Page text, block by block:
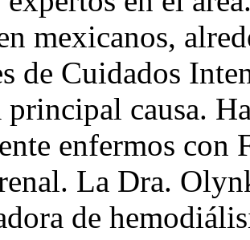
mexicanos,
de Cuidados
principal causa.
enfermos con
La Dra.
de